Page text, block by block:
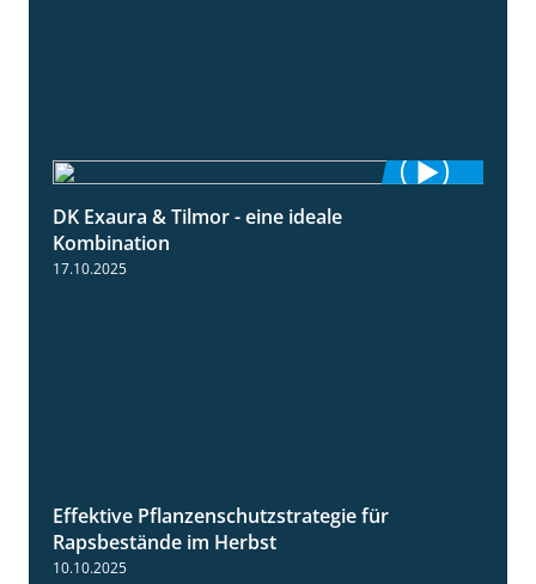
DK Exaura & Tilmor - eine ideale
Kombination
17.10.2025
Effektive Pflanzenschutzstrategie für
Rapsbestände im Herbst
10.10.2025